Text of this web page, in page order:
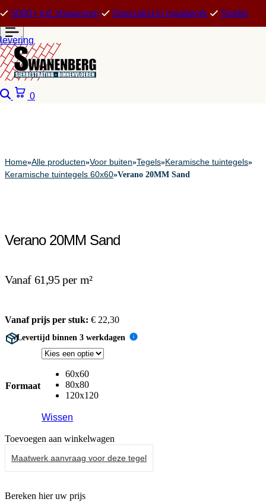
5000+ m2 showroom Specialist in maatwerk Snelle
levering
Zoeken
0
Home»Alle producten»Voor buiten»Tegels»Keramische tuintegels»
Keramische tuintegels 60x60»Verano 20MM Sand
Verano 20MM Sand
Vanaf 61,95 per m²
Vanaf prijs per stuk: € 22,30
Levertijd binnen 3 werkdagen i
Formaat
60x60
80x80
120x120
Wissen
Toevoegen aan winkelwagen
Maatwerk aanvraag voor deze tegel
Bereken hier uw prijs